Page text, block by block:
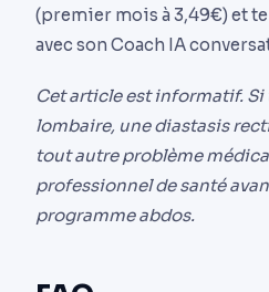
(premier mois à 3,49€) et
avec son Coach IA
Cet article est informatif.
lombaire, une diastasis
tout autre problème
professionnel de santé
programme abdos.